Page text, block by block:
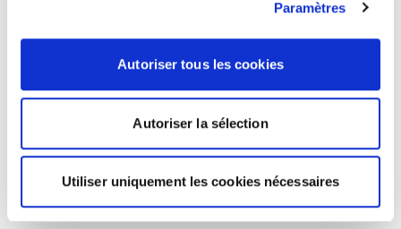
Paramètres
Autoriser tous les cookies
Autoriser la sélection
Utiliser uniquement les cookies nécessaires